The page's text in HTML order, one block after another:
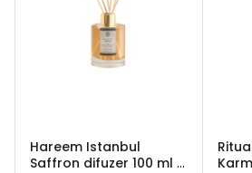
Hareem Istanbul
Saffron difuzer 100 ml -